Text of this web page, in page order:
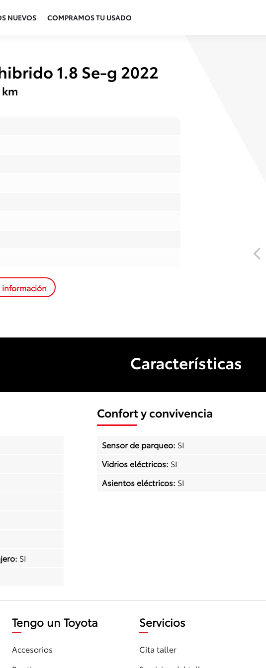
NUEVOS COMPRAMOS TU USADO
1.8 Se-g 2022
información
Características
: SI
Confort y convivencia
Sensor de parqueo: SI
Vidrios eléctricos: SI
Asientos eléctricos: SI
Tengo un Toyota
Accesorios
Servicios
Cita taller